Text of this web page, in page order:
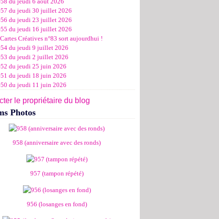
(4)
(8)
(6)
(12)
(14)
(13)
(19)
(13)
(14)
(15)
(14)
(16)
(14)
(18)
(16)
(24)
(16)
(15)
(19)
(17)
(15)
(20)
(8)
(17)
(15)
du jeudi 30 juillet 2026
du jeudi 23 juillet 2026
du jeudi 16 juillet 2026
Créatives n°83 sort aujourdhui !
du jeudi 9 juillet 2026
du jeudi 2 juillet 2026
du jeudi 25 juin 2026
du jeudi 18 juin 2026
du jeudi 11 juin 2026
le propriétaire du blog
Photos
958 (anniversaire avec des ronds)
957 (tampon répété)
956 (losanges en fond)